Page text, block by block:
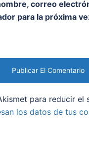
correo
para la próxima
para reducir el
los datos de tus